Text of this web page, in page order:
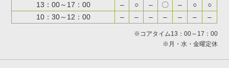
13：00～17：00
– ○ – 〇 – ○
○
10：30～12：00
– – – – – – –
※コアタイム13：00～17：00
※月・水・金曜定休